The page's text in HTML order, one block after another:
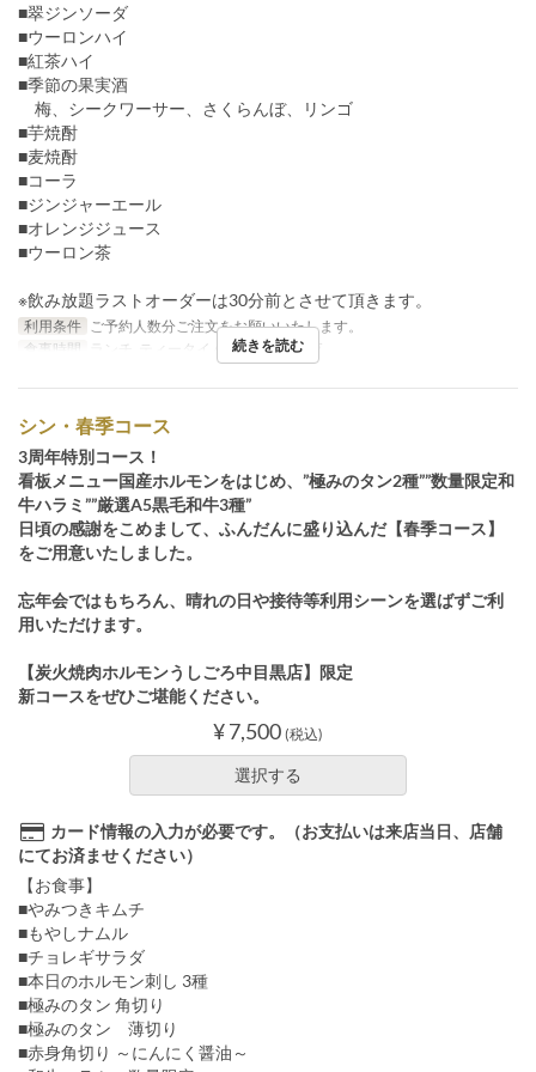
■翠ジンソーダ
■ウーロンハイ
■紅茶ハイ
■季節の果実酒
梅、シークワーサー、さくらんぼ、リンゴ
■芋焼酎
■麦焼酎
■コーラ
■ジンジャーエール
■オレンジジュース
■ウーロン茶
※飲み放題ラストオーダーは30分前とさせて頂きます。
利用条件
ご予約人数分ご注文をお願いいたします。
食事時間
ランチ, ティータイム, ディナー, 深夜
続きを読む
シン・春季コース
3周年特別コース！
看板メニュー国産ホルモンをはじめ、”極みのタン2種””数量限定和
牛ハラミ””厳選A5黒毛和牛3種”
日頃の感謝をこめまして、ふんだんに盛り込んだ【春季コース】
をご用意いたしました。
忘年会ではもちろん、晴れの日や接待等利用シーンを選ばずご利
用いただけます。
【炭火焼肉ホルモンうしごろ中目黒店】限定
新コースをぜひご堪能ください。
¥ 7,500 (税込)
選択する
カード情報の入力が必要です。（お支払いは来店当日、店舗
にてお済ませください）
【お食事】
■やみつきキムチ
■もやしナムル
■チョレギサラダ
■本日のホルモン刺し 3種
■極みのタン 角切り
■極みのタン 薄切り
■赤身角切り ～にんにく醤油～